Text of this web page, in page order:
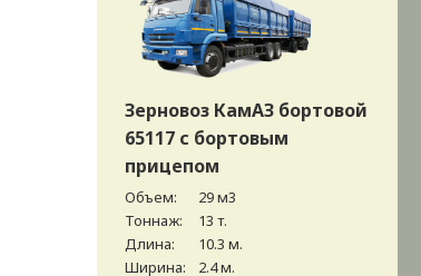
Зерновоз КамАЗ бортовой
65117 с бортовым
прицепом
Объем:
29 м3
Тоннаж:
13 т.
Длина:
10.3 м.
Ширина:
2.4 м.